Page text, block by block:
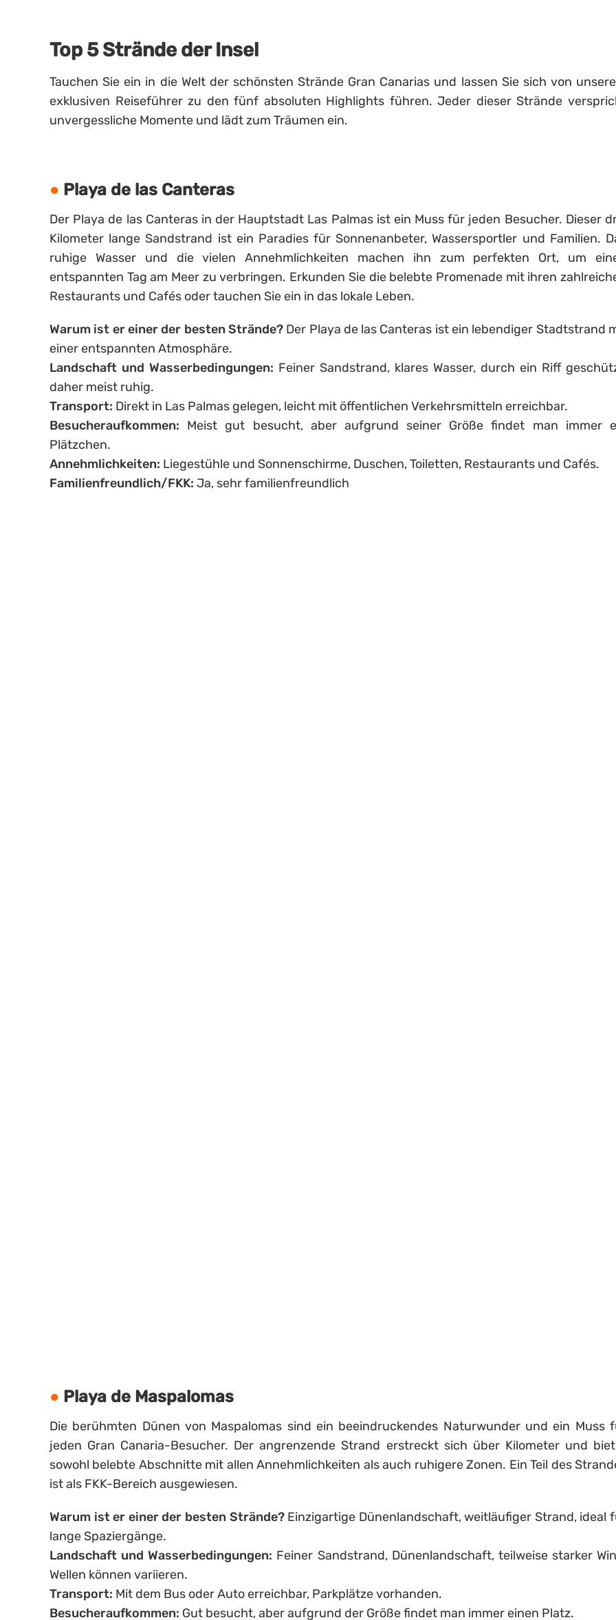
Top 5 Strände der Insel
Tauchen Sie ein in die Welt der schönsten Strände Gran Canarias und lassen Sie sich von
exklusiven Reiseführer zu den fünf absoluten Highlights führen. Jeder dieser Strände
unvergessliche Momente und lädt zum Träumen ein.
Playa de las Canteras
Der Playa de las Canteras in der Hauptstadt Las Palmas ist ein Muss für jeden Besucher. Dieser
Kilometer lange Sandstrand ist ein Paradies für Sonnenanbeter, Wassersportler und Familien.
ruhige Wasser und die vielen Annehmlichkeiten machen ihn zum perfekten Ort, um
entspannten Tag am Meer zu verbringen. Erkunden Sie die belebte Promenade mit ihren
Restaurants und Cafés oder tauchen Sie ein in das lokale Leben.
Warum ist er einer der besten Strände?Der Playa de las Canteras ist ein lebendiger Stadtstrand
einer entspannten Atmosphäre.
Landschaft und Wasserbedingungen: Feiner Sandstrand, klares Wasser, durch ein Riff
daher meist ruhig.
Transport: Direkt in Las Palmas gelegen, leicht mit öffentlichen Verkehrsmitteln erreichbar.
Besucheraufkommen: Meist gut besucht, aber aufgrund seiner Größe findet man immer
Plätzchen.
Annehmlichkeiten: Liegestühle und Sonnenschirme, Duschen, Toiletten, Restaurants und Cafés.
Familienfreundlich/FKK: Ja, sehr familienfreundlich
Playa de Maspalomas
Die berühmten Dünen von Maspalomas sind ein beeindruckendes Naturwunder und ein Muss
jeden Gran Canaria-Besucher. Der angrenzende Strand erstreckt sich über Kilometer und
sowohl belebte Abschnitte mit allen Annehmlichkeiten als auch ruhigere Zonen. Ein Teil des
ist als FKK-Bereich ausgewiesen.
Warum ist er einer der besten Strände?Einzigartige Dünenlandschaft, weitläufiger Strand, ideal
lange Spaziergänge.
Landschaft und Wasserbedingungen: Feiner Sandstrand, Dünenlandschaft, teilweise starker
Wellen können variieren.
Transport: Mit dem Bus oder Auto erreichbar, Parkplätze vorhanden.
Besucheraufkommen: Gut besucht, aber aufgrund der Größe findet man immer einen Platz.